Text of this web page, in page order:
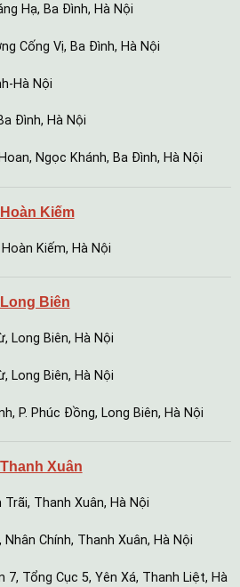
Hạ, Ba Đình, Hà Nội
Cống Vị, Ba Đình, Hà Nội
Hà Nội
Đình, Hà Nội
Ngọc Khánh, Ba Đình, Hà Nội
Kiếm
Kiếm, Hà Nội
Biên
Long Biên, Hà Nội
Long Biên, Hà Nội
P. Phúc Đồng, Long Biên, Hà Nội
Xuân
Thanh Xuân, Hà Nội
Chính, Thanh Xuân, Hà Nội
7, Tổng Cục 5, Yên Xá, Thanh Liệt, Hà